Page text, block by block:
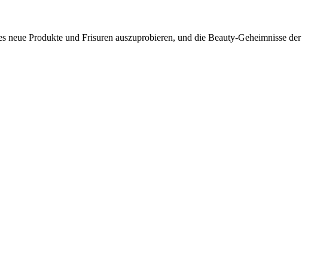
Produkte und Frisuren auszuprobieren, und die Beauty-Geheimnisse der